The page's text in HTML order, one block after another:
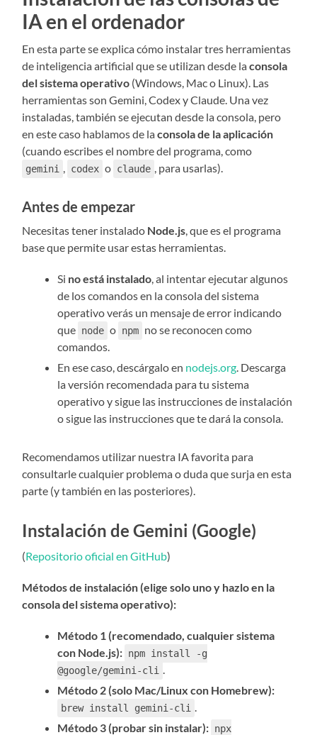
IA en el ordenador
En esta parte se explica cómo instalar tres herramientas
de inteligencia artificial que se utilizan desde laconsola
del sistema operativo (Windows, Mac o Linux). Las
herramientas son Gemini, Codex y Claude. Una vez
instaladas, también se ejecutan desde la consola, pero
en este caso hablamos de laconsola de la aplicación
(cuando escribes el nombre del programa, como
gemini , codex o claude , para usarlas).
Antes de empezar
Necesitas tener instalado Node.js, que es el programa
base que permite usar estas herramientas.
Si no está instalado, al intentar ejecutar algunos
de los comandos en la consola del sistema
operativo verás un mensaje de error indicando
que node o npm no se reconocen como
comandos.
En ese caso, descárgalo en nodejs.org. Descarga
la versión recomendada para tu sistema
operativo y sigue las instrucciones de instalación
o sigue las instrucciones que te dará la consola.
Recomendamos utilizar nuestra IA favorita para
consultarle cualquier problema o duda que surja en esta
parte (y también en las posteriores).
Instalación de Gemini (Google)
(Repositorio oficial en GitHub)
Métodos de instalación (elige solo uno y hazlo en la
consola del sistema operativo):
Método 1 (recomendado, cualquier sistema
con Node.js): npm install -g
@google/gemini-cli .
Método 2 (solo Mac/Linux con Homebrew):
brew install gemini-cli .
Método 3 (probar sin instalar): npx